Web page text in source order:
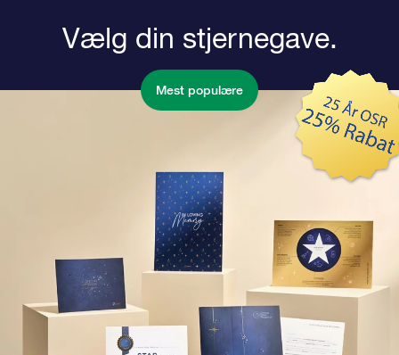
Vælg din stjernegave.
Mest populære